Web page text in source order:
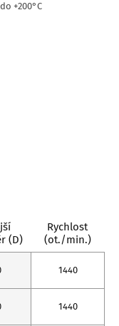
+200°C
(D)
Rychlost
(ot./min.)
1440
1440